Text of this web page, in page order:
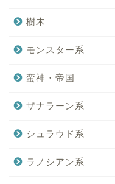
樹木
モンスター系
蛮神・帝国
ザナラーン系
シュラウド系
ラノシアン系